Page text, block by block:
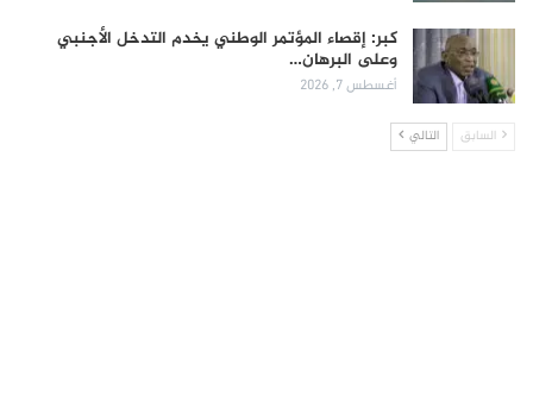
كبر: إقصاء المؤتمر الوطني يخدم التدخل الأجنبي
وعلى البرهان…
أغسطس 7, 2026
السابق التالي